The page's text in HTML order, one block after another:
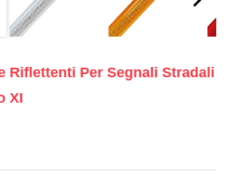
Riflettenti Per Segnali Stradali
XI